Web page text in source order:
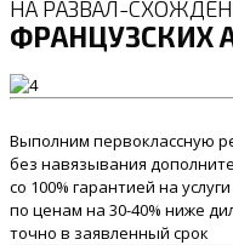
НА РАЗВАЛ-
ФРАНЦУЗСКИХ
Выполним первоклассную
без навязывания
со 100% гарантией на услуги
по ценам на 30-40% ниже
точно в заявленный срок